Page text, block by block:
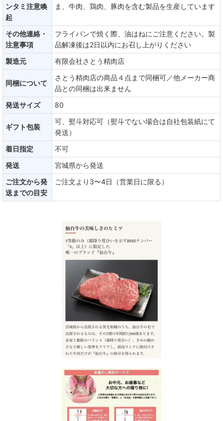
ンタミ注意喚
起
ま、牛肉、鶏肉、豚肉を含む製品を生産しています
その他連絡・
注意事項
フライパンで焼く際、油はねにご注意ください。製
品解凍後は2日以内にお召し上がりください
製造元
有限会社さとう精肉店
同梱について
さとう精肉店の商品４点まで同梱可／他メーカー商
品との同梱は出来ません
発送サイズ
80
ギフト包装
可、熨斗対応可（熨斗でない場合は自社包装紙にて
発送）
着日指定
不可
発送
宮城県から発送
ご注文から発
送までの目安
ご注文より3〜4日（営業日に限る）